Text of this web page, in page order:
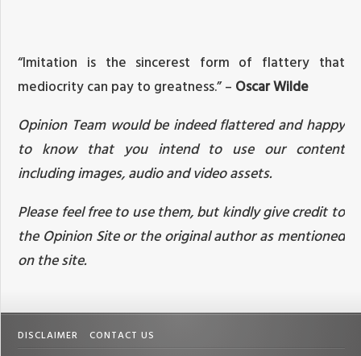
“Imitation is the sincerest form of flattery that
mediocrity can pay to greatness.” – Oscar Wilde
Opinion Team would be indeed flattered and happy
to know that you intend to use our content
including images, audio and video assets.
Please feel free to use them, but kindly give credit to
the Opinion Site or the original author as mentioned
on the site.
DISCLAIMER CONTACT US